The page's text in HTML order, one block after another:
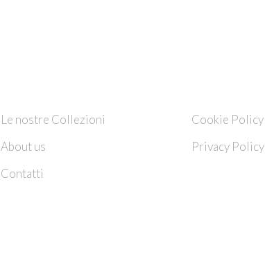
Le nostre Collezioni
About us
Contatti
Cookie Policy
Privacy Policy